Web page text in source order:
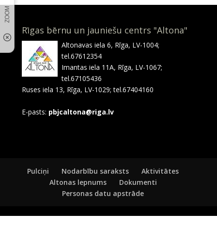
Rīgas bērnu un jauniešu centrs "Altona"
Altonavas iela 6, Rīga, LV-1004;
tel.67612354
Imantas iela 11A, Rīga, LV-1067;
tel.67105436
Ruses iela 13, Rīga, LV-1029; tel.67404160
E-pasts: pbjcaltona@riga.lv
Pulciņi Nodarbību saraksts
Aktivitātes
Altonas lepnums
Dokumenti
Personas datu apstrāde